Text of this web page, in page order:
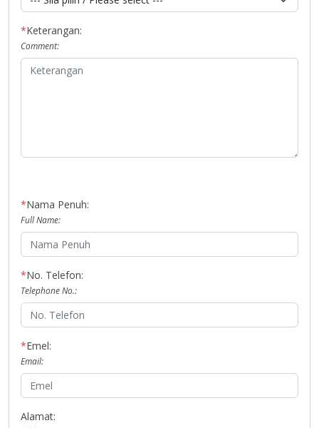
*Keterangan:
Comment:
*Nama Penuh:
Full Name:
*No. Telefon:
Telephone No.:
*Emel:
Email:
Alamat: